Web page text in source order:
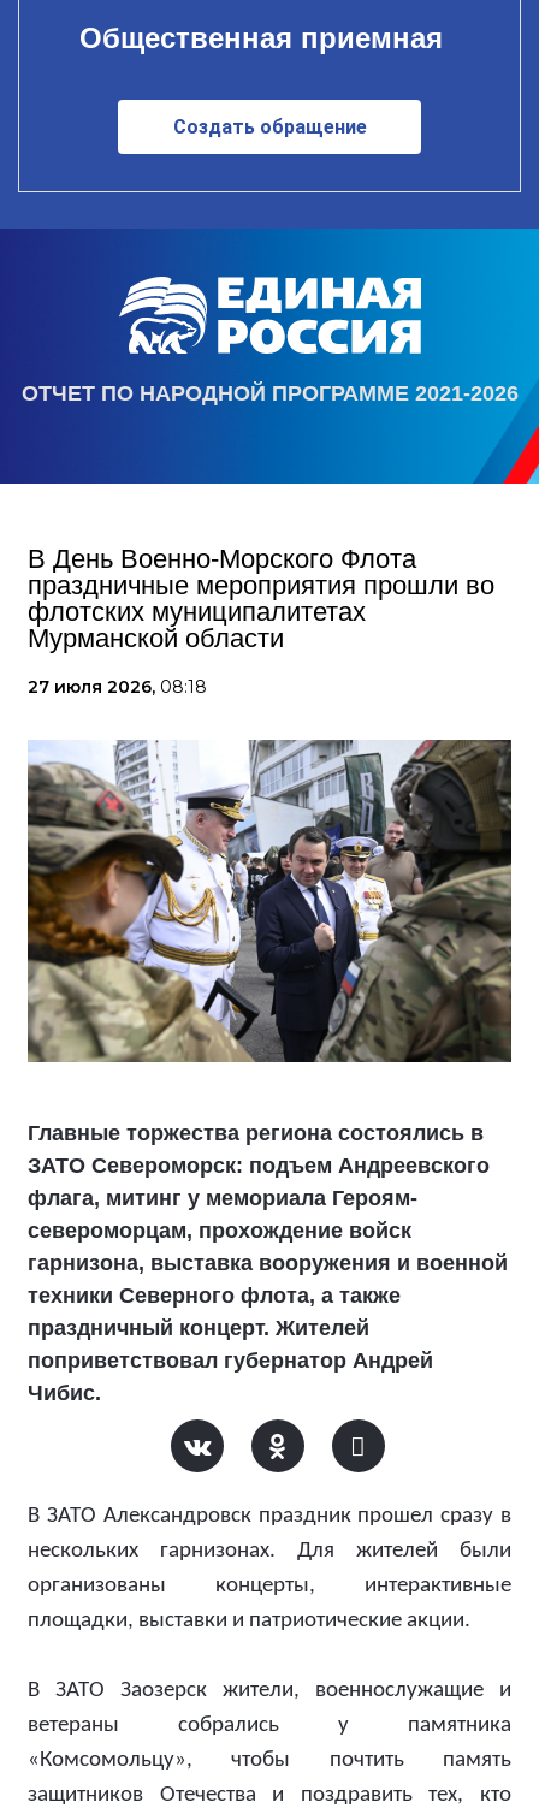
Общественная приемная
Создать обращение
ОТЧЕТ ПО НАРОДНОЙ ПРОГРАММЕ 2021-2026
В День Военно-Морского Флота
праздничные мероприятия прошли во
флотских муниципалитетах
Мурманской области
27 июля 2026, 08:18
Главные торжества региона состоялись в
ЗАТО Североморск: подъем Андреевского
флага, митинг у мемориала Героям-
североморцам, прохождение войск
гарнизона, выставка вооружения и военной
техники Северного флота, а также
праздничный концерт. Жителей
поприветствовал губернатор Андрей
Чибис.
В ЗАТО Александровск праздник прошел сразу в
нескольких гарнизонах. Для жителей были
организованы концерты, интерактивные
площадки, выставки и патриотические акции.
В ЗАТО Заозерск жители, военнослужащие и
ветераны собрались у памятника
«Комсомольцу», чтобы почтить память
защитников Отечества и поздравить тех, кто